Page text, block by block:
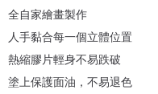
全自家繪畫製作
人手黏合每一個立體位置
熱縮膠片輕身不易跌破
塗上保護面油，不易退色